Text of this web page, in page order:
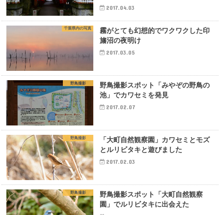
2017.04.03
千葉県内の写真
霧がとても幻想的でワクワクした印
旛沼の夜明け
2017.03.05
野鳥撮影
野鳥撮影スポット「みやぞの野鳥の
池」でカワセミを発見
2017.02.07
野鳥撮影
「大町自然観察園」カワセミとモズ
とルリビタキと遊びました
2017.02.03
野鳥撮影
野鳥撮影スポット「大町自然観察
園」でルリビタキに出会えた